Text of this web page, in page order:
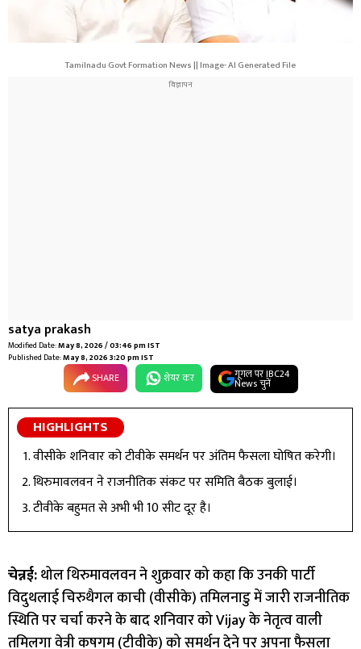
Tamilnadu Govt Formation News || Image- AI Generated File
satya prakash
Modified Date:May 8, 2026 / 03:46 pm IST
Published Date:May 8, 2026 3:20 pm IST
SHARE शेयर कर गूगल पर IBC24
News चुनें
HIGHLIGHTS
वीसीके शनिवार को टीवीके समर्थन पर अंतिम फैसला घोषित करेगी।
थिरुमावलवन ने राजनीतिक संकट पर समिति बैठक बुलाई।
टीवीके बहुमत से अभी भी 10 सीट दूर है।
चेन्नई:थोल थिरुमावलवन ने शुक्रवार को कहा कि उनकी पार्टी
विदुथलाई चिरुथैगल काची (वीसीके) तमिलनाडु में जारी राजनीतिक
स्थिति पर चर्चा करने के बाद शनिवार कोVijayके नेतृत्व वाली
तमिलगा वेत्री कषगम (टीवीके) को समर्थन देने पर अपना फैसला